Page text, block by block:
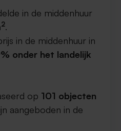
in de middenhuur
2.
in de middenhuur in
onder het landelijk
op 101 objecten
aangeboden in de